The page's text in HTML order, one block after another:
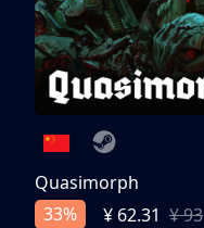
Quasimorph
33%
¥ 62.31 ¥ 93